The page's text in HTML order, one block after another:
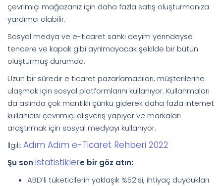
çevrimiçi mağazanız için daha fazla satış oluşturmanıza
yardımcı olabilir.
Sosyal medya ve e-ticaret sanki deyim yerindeyse
tencere ve kapak gibi ayrılmayacak şekilde bir bütün
oluşturmuş durumda.
Uzun bir süredir e ticaret pazarlamacıları, müşterilerine
ulaşmak için sosyal platformlarını kullanıyor. Kullanmaları
da aslında çok mantıklı çünkü giderek daha fazla internet
kullanıcısı çevrimiçi alışveriş yapıyor ve markaları
araştırmak için sosyal medyayı kullanıyor.
İlgili: Adım Adım e-Ticaret Rehberi 2022
Şu son istatistiklere bir göz atın:
ABD’li tüketicilerin yaklaşık %52’si, ihtiyaç duydukları